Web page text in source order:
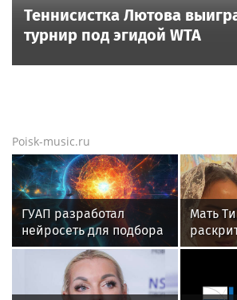
Теннисистка Лютова
турнир под эгидой WTA
Poisk-music.ru
ГУАП разработал
нейросеть для подбора
обуви по фото стопы
Мать